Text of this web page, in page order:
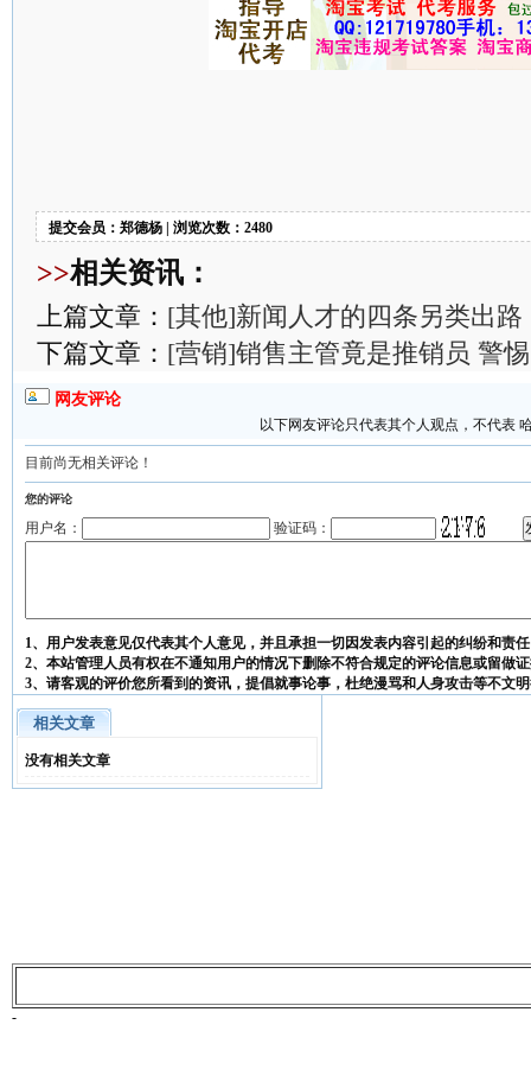
提交会员：郑德杨 | 浏览次数：2480
>>相关资讯：
上篇文章： [其他]新闻人才的四条另类出路
下篇文章： [营销]销售主管竟是推销员 警
网友评论
以下网友评论只代表其个人观点，不代表
目前尚无相关评论！
您的评论
用户名： 验证码：
1、用户发表意见仅代表其个人意见，并且承担一切因发表内容引起的纠纷和责
2、本站管理人员有权在不通知用户的情况下删除不符合规定的评论信息或留做
3、请客观的评价您所看到的资讯，提倡就事论事，杜绝漫骂和人身攻击等不文
相关文章
没有相关文章
-